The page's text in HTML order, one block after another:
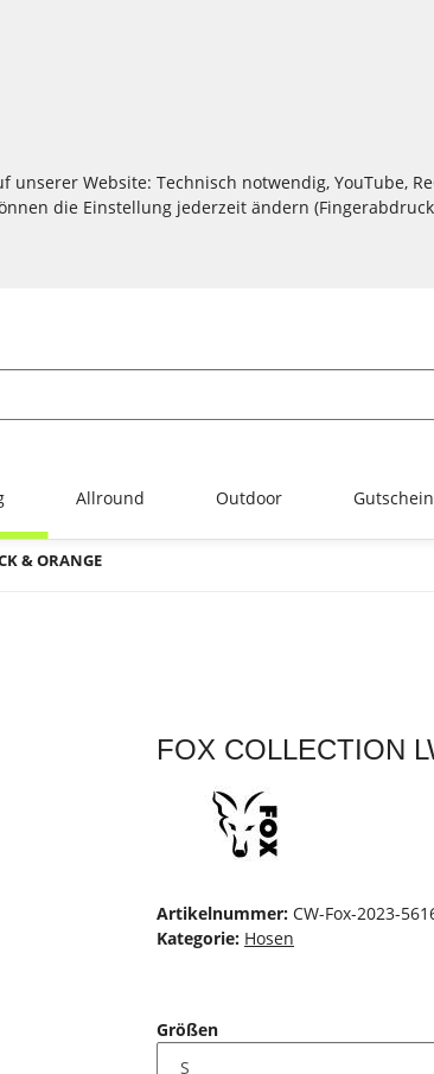
Website: Technisch notwendig, YouTube,
die Einstellung jederzeit ändern
Allround Outdoor
& ORANGE
FOX COLLECTION
Artikelnummer: CW-Fox-2023-
Kategorie: Hosen
Größen